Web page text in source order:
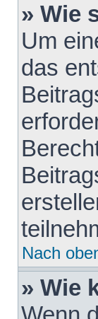
» Wie
Um
das
Nach
» Wie